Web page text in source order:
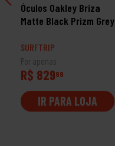
Óculos Oakley Briza
Matte Black Prizm Grey
SURFTRIP
Por apenas
R$ 82999
IR PARA LOJA